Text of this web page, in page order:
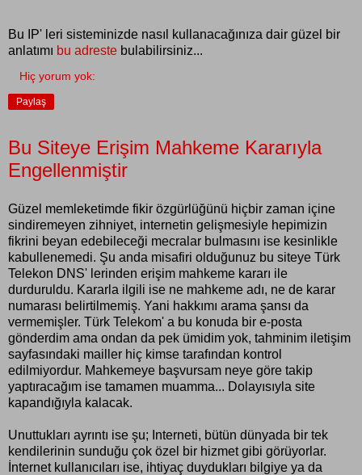
Bu IP' leri sisteminizde nasıl kullanacağınıza dair güzel bir
anlatımı bu adreste bulabilirsiniz...
Hiç yorum yok:
Paylaş
Bu Siteye Erişim Mahkeme Kararıyla
Engellenmiştir
Güzel memleketimde fikir özgürlüğünü hiçbir zaman içine
sindiremeyen zihniyet, internetin gelişmesiyle hepimizin
fikrini beyan edebileceği mecralar bulmasını ise kesinlikle
kabullenemedi. Şu anda misafiri olduğunuz bu siteye Türk
Telekon DNS' lerinden erişim mahkeme kararı ile
durduruldu. Kararla ilgili ise ne mahkeme adı, ne de karar
numarası belirtilmemiş. Yani hakkımı arama şansı da
vermemişler. Türk Telekom' a bu konuda bir e-posta
gönderdim ama ondan da pek ümidim yok, tahminim iletişim
sayfasındaki mailler hiç kimse tarafından kontrol
edilmiyordur. Mahkemeye başvursam neye göre takip
yaptıracağım ise tamamen muamma... Dolayısıyla site
kapandığıyla kalacak.
Unuttukları ayrıntı ise şu; Interneti, bütün dünyada bir tek
kendilerinin sunduğu çok özel bir hizmet gibi görüyorlar.
İnternet kullanıcıları ise, ihtiyaç duydukları bilgiye ya da